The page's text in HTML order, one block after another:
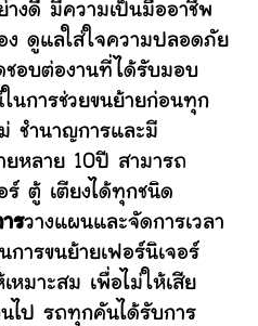
างดี มีความเป็นมืออาชีพ
ง ดูแลใส่ใจความปลอดภัย
ชอบต่องานที่ได้รับมอบ
การช่วยขนย้ายก่อนทุก
ชำนาญการและมี
ยหลาย 10ปี สามารถ
ร์ ตู้ เตียงได้ทุกชนิด
รวางแผนและจัดการเวลา
การขนย้ายเฟอร์นิเจอร์
หมาะสม เพื่อไม่ให้เสีย
นไป รถทุกคันได้รับการ